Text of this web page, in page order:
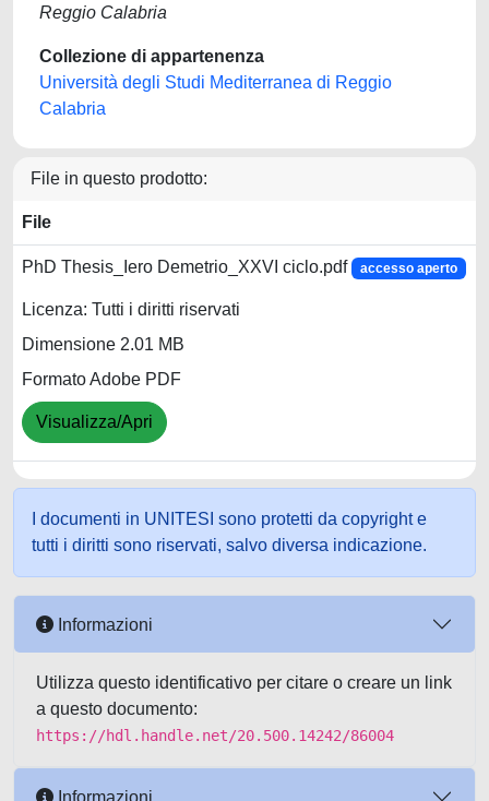
Reggio Calabria
Collezione di appartenenza
Università degli Studi Mediterranea di Reggio
Calabria
File in questo prodotto:
File
PhD Thesis_Iero Demetrio_XXVI ciclo.pdf accesso aperto
Licenza: Tutti i diritti riservati
Dimensione 2.01 MB
Formato Adobe PDF
Visualizza/Apri
I documenti in UNITESI sono protetti da copyright e
tutti i diritti sono riservati, salvo diversa indicazione.
Informazioni
Utilizza questo identificativo per citare o creare un link
a questo documento:
https://hdl.handle.net/20.500.14242/86004
Informazioni